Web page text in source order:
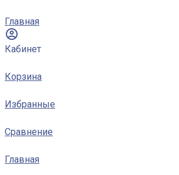
Главная
Кабинет
Корзина
Избранные
Сравнение
Главная